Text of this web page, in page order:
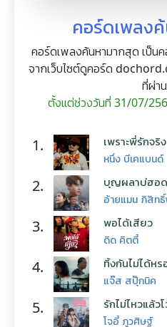
คอร์ดเพลง
คอร์ดเพลงค้นหามากสุด เป็น
จากเว็บไซต์ดูคอร์ด
ที่ผ่า
ตั้งแต่ช่วงวันที่ 31/07/
1. เพราะพี่รักจริง
หนึ่ง บีเคแบนด์
2. บุญผลาบ่ฮอด
อ้ายแมน ภิสิท
3. พอได้เสียว
ดิด คิตตี้
4. ทิ้งกันไม่ได้หร
แจ๊ส สปุ๊กนิค
5. รักไม่ไหวแล้ว
โจอี้ ภูวศิษฐ์